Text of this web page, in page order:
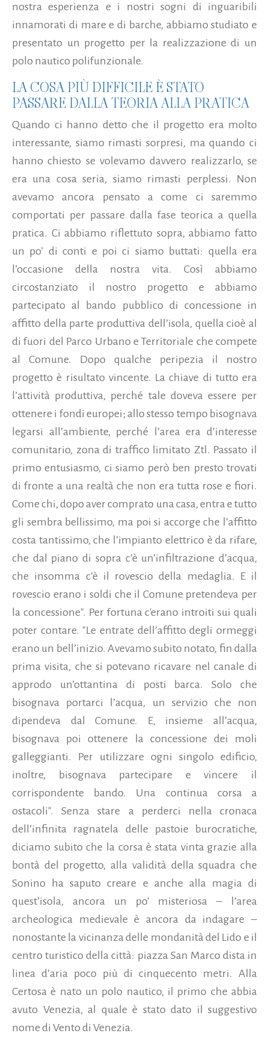
nostra esperienza e i nostri sogni di inguaribili
innamorati di mare e di barche, abbiamo studiato e
presentato un progetto per la realizzazione di un
polo nautico polifunzionale.
LA COSA PIÙ DIFFICILE È STATO
PASSARE DALLA TEORIA ALLA PRATICA
Quando ci hanno detto che il progetto era molto
interessante, siamo rimasti sorpresi, ma quando ci
hanno chiesto se volevamo davvero realizzarlo, se
era una cosa seria, siamo rimasti perplessi. Non
avevamo ancora pensato a come ci saremmo
comportati per passare dalla fase teorica a quella
pratica. Ci abbiamo riflettuto sopra, abbiamo fatto
un po’ di conti e poi ci siamo buttati: quella era
l’occasione della nostra vita. Così abbiamo
circostanziato il nostro progetto e abbiamo
partecipato al bando pubblico di concessione in
affitto della parte produttiva dell’isola, quella cioè al
di fuori del Parco Urbano e Territoriale che compete
al Comune. Dopo qualche peripezia il nostro
progetto è risultato vincente. La chiave di tutto era
l’attività produttiva, perché tale doveva essere per
ottenere i fondi europei; allo stesso tempo bisognava
legarsi all’ambiente, perché l’area era d’interesse
comunitario, zona di traffico limitato Ztl. Passato il
primo entusiasmo, ci siamo però ben presto trovati
di fronte a una realtà che non era tutta rose e fiori.
Come chi, dopo aver comprato una casa, entra e tutto
gli sembra bellissimo, ma poi si accorge che l’affitto
costa tantissimo, che l’impianto elettrico è da rifare,
che dal piano di sopra c’è un’infiltrazione d’acqua,
che insomma c’è il rovescio della medaglia. E il
rovescio erano i soldi che il Comune pretendeva per
la concessione". Per fortuna c'erano introiti sui quali
poter contare. "Le entrate dell’affitto degli ormeggi
erano un bell’inizio. Avevamo subito notato, fin dalla
prima visita, che si potevano ricavare nel canale di
approdo un’ottantina di posti barca. Solo che
bisognava portarci l’acqua, un servizio che non
dipendeva dal Comune. E, insieme all’acqua,
bisognava poi ottenere la concessione dei moli
galleggianti. Per utilizzare ogni singolo edificio,
inoltre, bisognava partecipare e vincere il
corrispondente bando. Una continua corsa a
ostacoli". Senza stare a perderci nella cronaca
dell’infinita ragnatela delle pastoie burocratiche,
diciamo subito che la corsa è stata vinta grazie alla
bontà del progetto, alla validità della squadra che
Sonino ha saputo creare e anche alla magia di
quest’isola, ancora un po’ misteriosa – l’area
archeologica medievale è ancora da indagare –
nonostante la vicinanza delle mondanità del Lido e il
centro turistico della città: piazza San Marco dista in
linea d’aria poco più di cinquecento metri. Alla
Certosa è nato un polo nautico, il primo che abbia
avuto Venezia, al quale è stato dato il suggestivo
nome di Vento di Venezia.